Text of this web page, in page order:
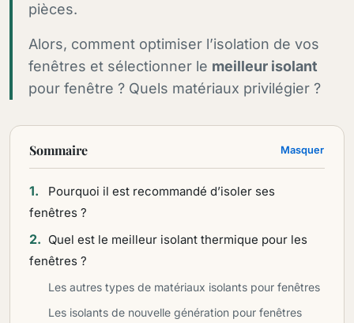
pièces.
Alors, comment optimiser l’isolation de vos
fenêtres et sélectionner le meilleur isolant
pour fenêtre ? Quels matériaux privilégier ?
Sommaire Masquer
Pourquoi il est recommandé d’isoler ses
fenêtres ?
Quel est le meilleur isolant thermique pour les
fenêtres ?
Les autres types de matériaux isolants pour fenêtres
Les isolants de nouvelle génération pour fenêtres